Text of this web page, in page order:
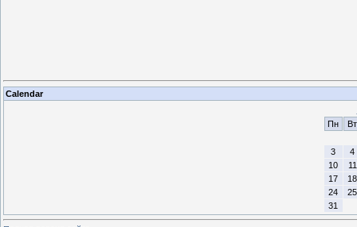
Calendar
Пн
Вт
3
4
10
11
17
18
24
25
31